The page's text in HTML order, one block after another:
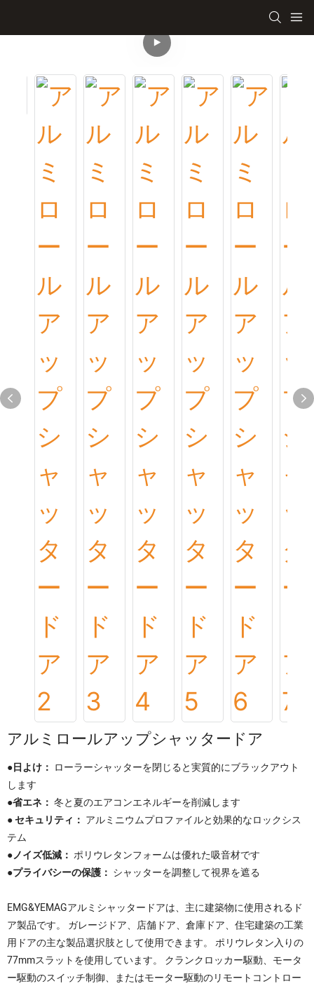
アルミロールアップシャッタードア
●日よけ： ローラーシャッターを閉じると実質的にブラックアウト
します
●省エネ： 冬と夏のエアコンエネルギーを削減します
● セキュリティ： アルミニウムプロファイルと効果的なロックシス
テム
●ノイズ低減： ポリウレタンフォームは優れた吸音材です
●プライバシーの保護： シャッターを調整して視界を遮る
EMG&YEMAGアルミシャッタードアは、主に建築物に使用されるド
ア製品です。 ガレージドア、店舗ドア、倉庫ドア、住宅建築の工業
用ドアの主な製品選択肢として使用できます。 ポリウレタン入りの
77mmスラットを使用しています。 クランクロッカー駆動、モータ
ー駆動のスイッチ制御、またはモーター駆動のリモートコントロー